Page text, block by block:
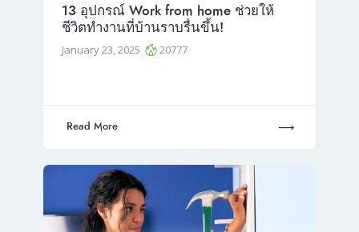
13 อุปกรณ์ Work from home ช่วยให้
ชีวิตทำงานที่บ้านราบรื่นขึ้น!
January 23, 2025 20777
Read More